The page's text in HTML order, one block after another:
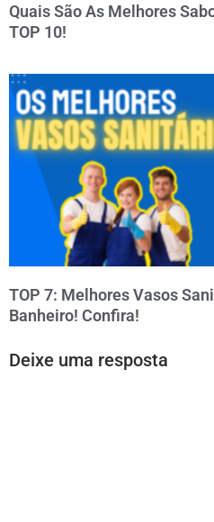
Quais São As Melhores
TOP 10!
TOP 7: Melhores Vasos
Banheiro! Confira!
Deixe uma resposta